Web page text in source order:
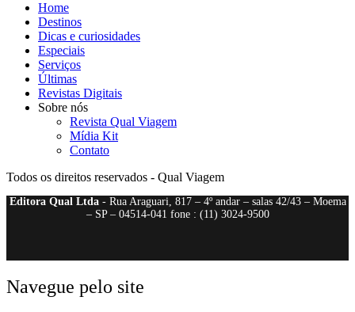
Home
Destinos
Dicas e curiosidades
Especiais
Serviços
Últimas
Revistas Digitais
Sobre nós
Revista Qual Viagem
Mídia Kit
Contato
Todos os direitos reservados - Qual Viagem
Editora Qual Ltda- Rua Araguari, 817 – 4º andar – salas 42/43 – Moema
– SP – 04514-041 fone : (11) 3024-9500
Navegue pelo site